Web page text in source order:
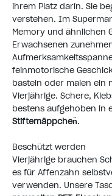
ihrem Platz darin. Sie
verstehen. Im
Memory und ähnlichen
Erwachsenen
feinmotorische
basteln oder malen ein
Vierjährige. Schere,
bestens aufgehoben in
Stiftemäppchen.
Beschützt werden
Vierjährige brauchen
es für Affenzahn
verwenden. Unsere